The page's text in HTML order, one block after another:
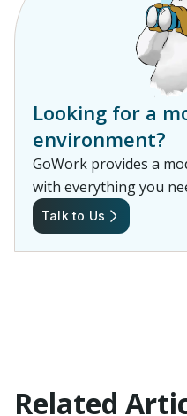
Looking for a
environment?
GoWork provides a
with everything you
Talk to Us
Related